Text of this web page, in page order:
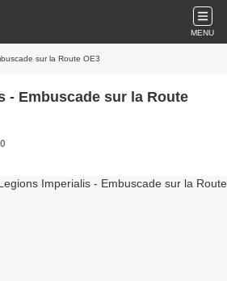
MENU
sur la Route OE3
- Embuscade sur la Route